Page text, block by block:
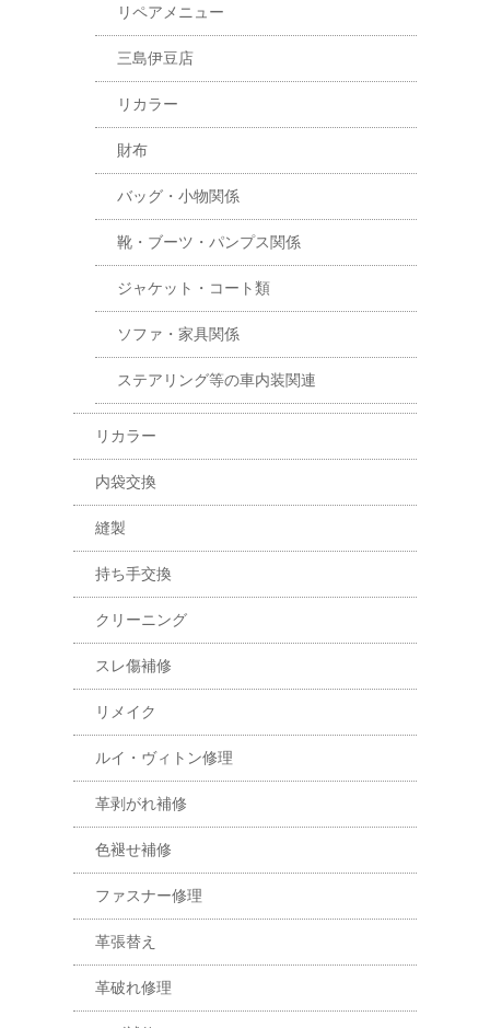
リペアメニュー
三島伊豆店
リカラー
財布
バッグ・小物関係
靴・ブーツ・パンプス関係
ジャケット・コート類
ソファ・家具関係
ステアリング等の車内装関連
リカラー
内袋交換
縫製
持ち手交換
クリーニング
スレ傷補修
リメイク
ルイ・ヴィトン修理
革剥がれ補修
色褪せ補修
ファスナー修理
革張替え
革破れ修理